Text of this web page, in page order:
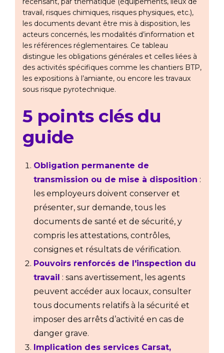
travail, risques chimiques, risques physiques, etc.),
les documents devant être mis à disposition, les
acteurs concernés, les modalités d’information et
les références réglementaires. Ce tableau
distingue les obligations générales et celles liées à
des activités spécifiques comme les chantiers BTP,
les expositions à l’amiante, ou encore les travaux
sous risque pyrotechnique.
5 points clés du
guide
Obligation permanente de
transmission ou de mise à disposition :
les employeurs doivent conserver et
présenter, sur demande, tous les
documents de santé et de sécurité, y
compris les attestations, contrôles,
consignes et résultats de vérification.
Pouvoirs renforcés de l'inspection du
travail : sans avertissement, les agents
peuvent accéder aux locaux, consulter
tous documents relatifs à la sécurité et
imposer des arrêts d’activité en cas de
danger grave.
Implication des services Carsat,